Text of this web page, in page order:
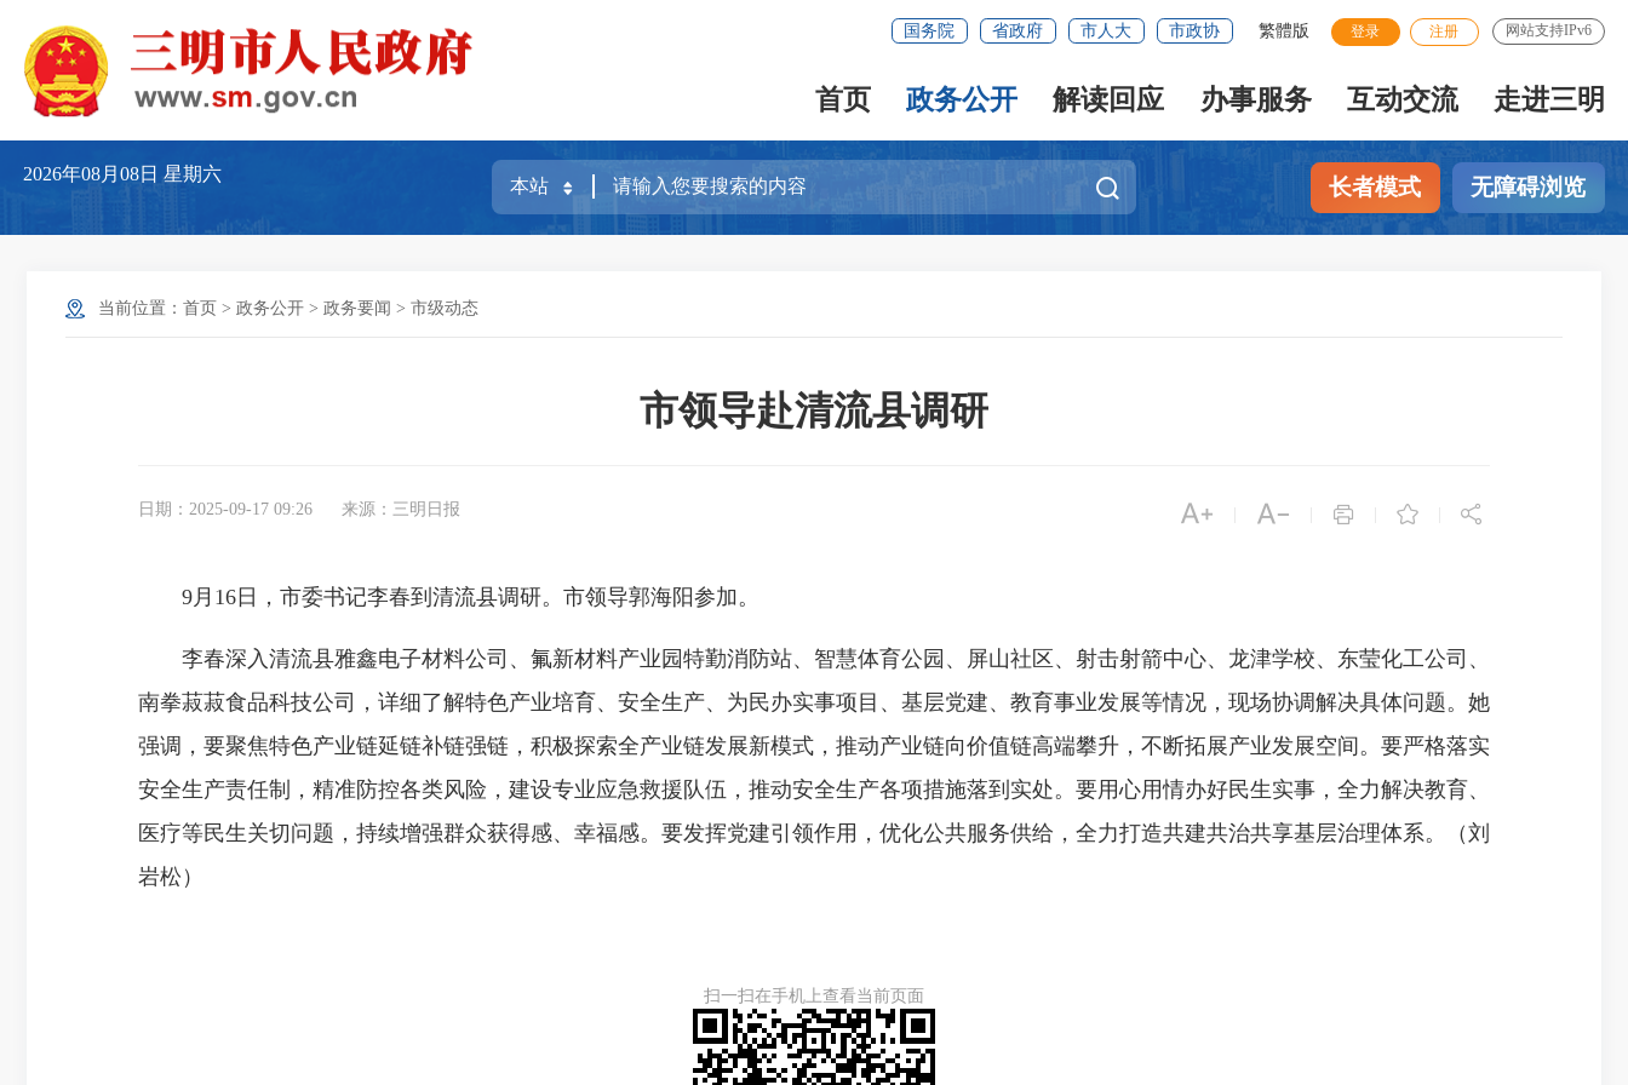
国务院 省政府 市人大 市政协 繁體版 登录 注册 网站支持IPv6
首页 政务公开 解读回应 办事服务 互动交流 走进三明
2026年08月08日星期六
长者模式 无障碍浏览
当前位置： 首页 > 政务公开 > 政务要闻 > 市级动态
市领导赴清流县调研
日期：2025-09-17 09:26 来源：三明日报     
9月16日，市委书记李春到清流县调研。市领导郭海阳参加。
李春深入清流县雅鑫电子材料公司、氟新材料产业园特勤消防站、智慧体育公园、屏山社区、射击射箭中心、龙津学校、东莹化工公司、
南拳菽菽食品科技公司，详细了解特色产业培育、安全生产、为民办实事项目、基层党建、教育事业发展等情况，现场协调解决具体问题。她
强调，要聚焦特色产业链延链补链强链，积极探索全产业链发展新模式，推动产业链向价值链高端攀升，不断拓展产业发展空间。要严格落实
安全生产责任制，精准防控各类风险，建设专业应急救援队伍，推动安全生产各项措施落到实处。要用心用情办好民生实事，全力解决教育、
医疗等民生关切问题，持续增强群众获得感、幸福感。要发挥党建引领作用，优化公共服务供给，全力打造共建共治共享基层治理体系。（刘
岩松）
扫一扫在手机上查看当前页面